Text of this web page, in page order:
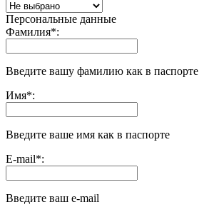
Персональные данные
Фамилия*:
Введите вашу фамилию как в паспорте
Имя*:
Введите ваше имя как в паспорте
E-mail*:
Введите ваш e-mail